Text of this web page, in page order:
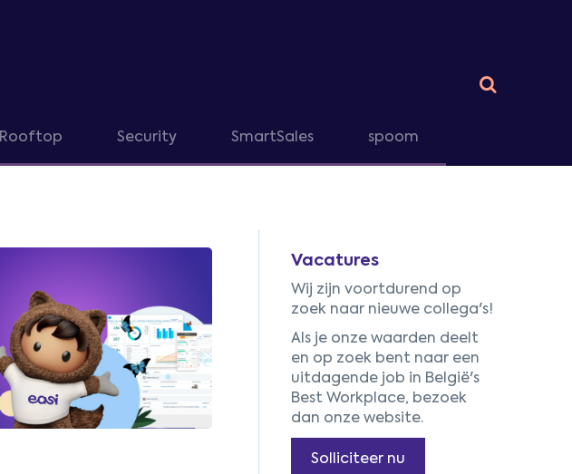
Rooftop Security SmartSales spoom
Vacatures
Wij zijn voortdurend op
zoek naar nieuwe collega's!
Als je onze waarden deelt
en op zoek bent naar een
uitdagende job in België's
Best Workplace, bezoek
dan onze website.
Solliciteer nu